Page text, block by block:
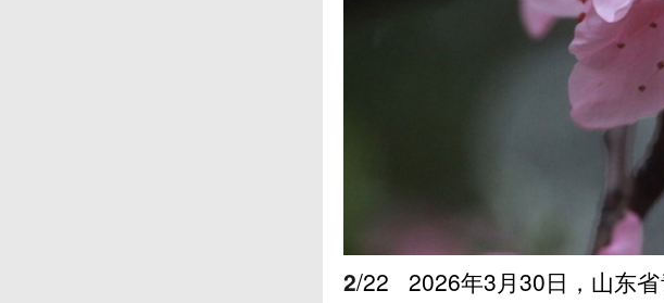
2/22
2026年3月30日，山东